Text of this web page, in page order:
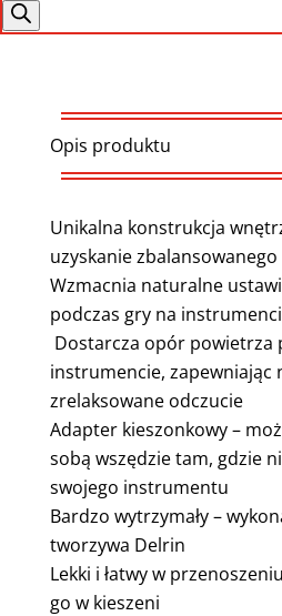
produktów
Opis produktu
Unikalna konstrukcja
uzyskanie
Wzmacnia naturalne
podczas gry na
Dostarcza opór powietrza
instrumencie, zapewniając
zrelaksowane odczucie
Adapter kieszonkowy –
sobą wszędzie tam, gdzie
swojego instrumentu
Bardzo wytrzymały –
tworzywa Delrin
Lekki i łatwy w
go w kieszeni